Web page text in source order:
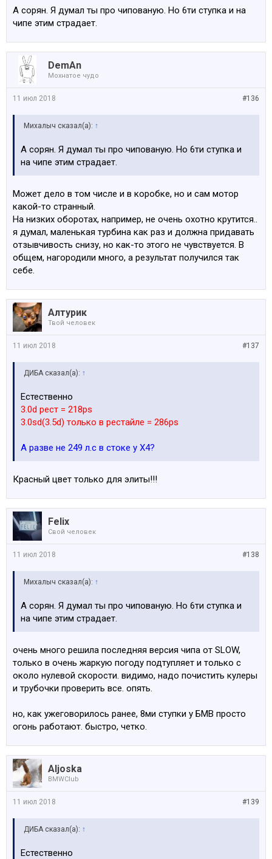
А сорян. Я думал ты про чипованую. Но 6ти ступка и на
чипе этим страдает.
DemAn
Мохнатое чудо
#136
11 июл 2018
Михалыч сказал(а): ↑
А сорян. Я думал ты про чипованую. Но 6ти ступка и
на чипе этим страдает.
Может дело в том числе и в коробке, но и сам мотор
какой-то странный.
На низких оборотах, например, не очень охотно крутится..
я думал, маленькая турбина как раз и должна придавать
отзывчивость снизу, но как-то этого не чувствуется. В
общем, нагородили много, а результат получился так
себе.
Алтурик
Твой человек
#137
11 июл 2018
ДИБА сказал(а): ↑
Естественно
3.0d рест = 218ps
3.0sd(3.5d) только в рестайле = 286ps
А разве не 249 л.с в стоке у Х4?
Красный цвет только для элиты!!!
Felix
Свой человек
#138
11 июл 2018
Михалыч сказал(а): ↑
А сорян. Я думал ты про чипованую. Но 6ти ступка и
на чипе этим страдает.
очень много решила последняя версия чипа от SLOW,
только в очень жаркую погоду подтупляет и только с
около нулевой скорости. видимо, надо почистить кулеры
и трубочки проверить все. опять.
но, как ужеговорилось ранее, 8ми ступки у БМВ просто
огонь работают. быстро, четко.
Aljoska
BMWClub
#139
11 июл 2018
ДИБА сказал(а): ↑
Естественно